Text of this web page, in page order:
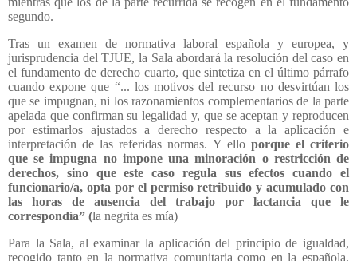
segundo.
Tras un examen de normativa laboral española y europea, y
jurisprudencia del TJUE, la Sala abordará la resolución del caso en
el fundamento de derecho cuarto, que sintetiza en el último párrafo
cuando expone que “... los motivos del recurso no desvirtúan los
que se impugnan, ni los razonamientos complementarios de la parte
apelada que confirman su legalidad y, que se aceptan y reproducen
por estimarlos ajustados a derecho respecto a la aplicación e
interpretación de las referidas normas. Y ello porque el criterio
que se impugna no impone una minoración o restricción de
derechos, sino que este caso regula sus efectos cuando el
funcionario/a, opta por el permiso retribuido y acumulado con
las horas de ausencia del trabajo por lactancia que le
correspondía” (la negrita es mía)
Para la Sala, al examinar la aplicación del principio de igualdad,
recogido tanto en la normativa comunitaria como en la española,